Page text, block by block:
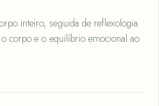
inteiro, seguida de reflexologia
corpo e o equilíbrio emocional ao